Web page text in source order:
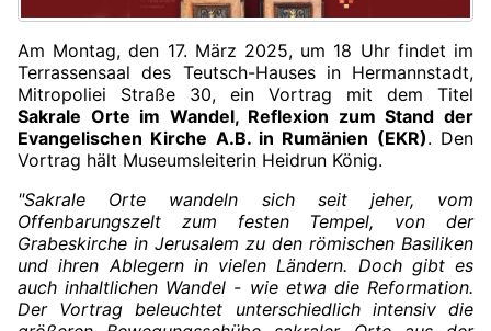
Am Montag, den 17. März 2025, um 18 Uhr findet im
Terrassensaal des Teutsch-Hauses in Hermannstadt,
Mitropoliei Straße 30, ein Vortrag mit dem Titel
Sakrale Orte im Wandel, Reflexion zum Stand der
Evangelischen Kirche A.B. in Rumänien (EKR). Den
Vortrag hält Museumsleiterin Heidrun König.
"Sakrale Orte wandeln sich seit jeher, vom
Offenbarungszelt zum festen Tempel, von der
Grabeskirche in Jerusalem zu den römischen Basiliken
und ihren Ablegern in vielen Ländern. Doch gibt es
auch inhaltlichen Wandel - wie etwa die Reformation.
Der Vortrag beleuchtet unterschiedlich intensiv die